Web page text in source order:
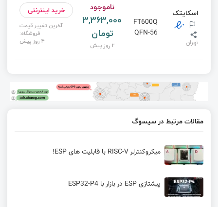
اسکایتک
تهران
FT600Q
QFN-56
ناموجود
3,363,000
تومان
2 روز پیش
خرید اینترنتی
آخرین تغییر قیمت
فروشگاه:
4 روز پیش
مقالات مرتبط در سیسوگ
میکروکنترلر RISC-V با قابلیت های ESP!
پیشتازی ESP در بازار با ESP32-P4